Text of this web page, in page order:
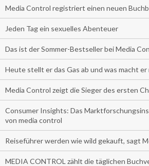
Media Control registriert einen neuen
Jeden Tag ein sexuelles Abenteuer
Das ist der Sommer-Bestseller bei Media
Heute stellt er das Gas ab und was macht er
Media Control zeigt die Sieger des ersten
Consumer Insights: Das
von media control
Reiseführer werden wie wild gekauft, sagt
MEDIA CONTROL zählt die täglichen